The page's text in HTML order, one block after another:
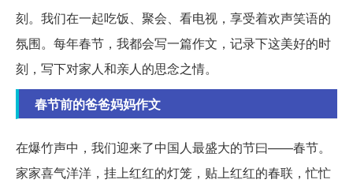
刻。我们在一起吃饭、聚会、看电视，享受着欢声笑语的
氛围。每年春节，我都会写一篇作文，记录下这美好的时
刻，写下对家人和亲人的思念之情。
春节前的爸爸妈妈作文
在爆竹声中，我们迎来了中国人最盛大的节曰——春节。
家家喜气洋洋，挂上红红的灯笼，贴上红红的春联，忙忙